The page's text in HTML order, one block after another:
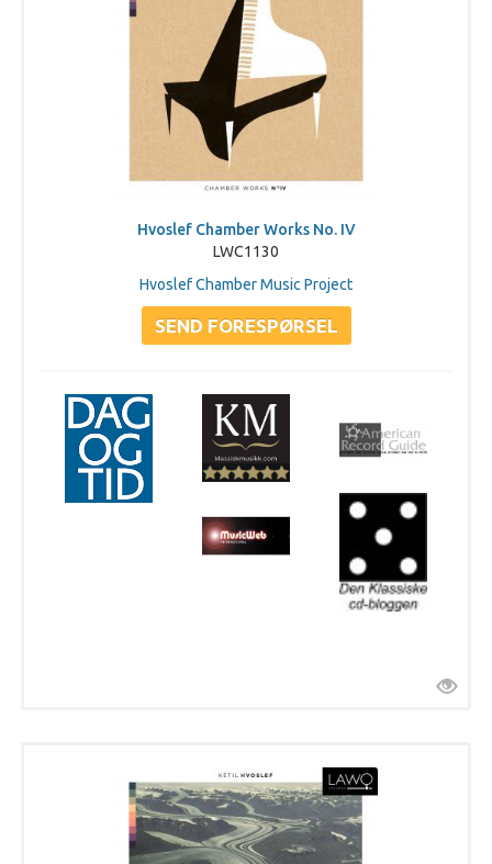
Hvoslef Chamber Works No. IV
LWC1130
Hvoslef Chamber Music Project